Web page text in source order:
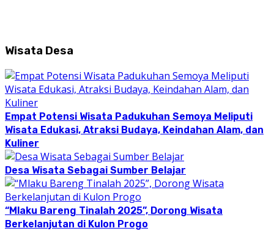
Wisata Desa
Empat Potensi Wisata Padukuhan Semoya Meliputi
Wisata Edukasi, Atraksi Budaya, Keindahan Alam, dan
Kuliner
Desa Wisata Sebagai Sumber Belajar
“Mlaku Bareng Tinalah 2025”, Dorong Wisata
Berkelanjutan di Kulon Progo